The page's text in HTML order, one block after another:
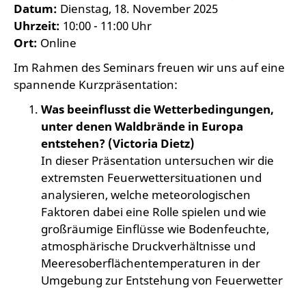
Datum: Dienstag, 18. November 2025
Uhrzeit: 10:00 - 11:00 Uhr
Ort: Online
Im Rahmen des Seminars freuen wir uns auf eine
spannende Kurzpräsentation:
Was beeinflusst die Wetterbedingungen,
unter denen Waldbrände in Europa
entstehen? (Victoria Dietz)
In dieser Präsentation untersuchen wir die
extremsten Feuerwettersituationen und
analysieren, welche meteorologischen
Faktoren dabei eine Rolle spielen und wie
großräumige Einflüsse wie Bodenfeuchte,
atmosphärische Druckverhältnisse und
Meeresoberflächentemperaturen in der
Umgebung zur Entstehung von Feuerwetter